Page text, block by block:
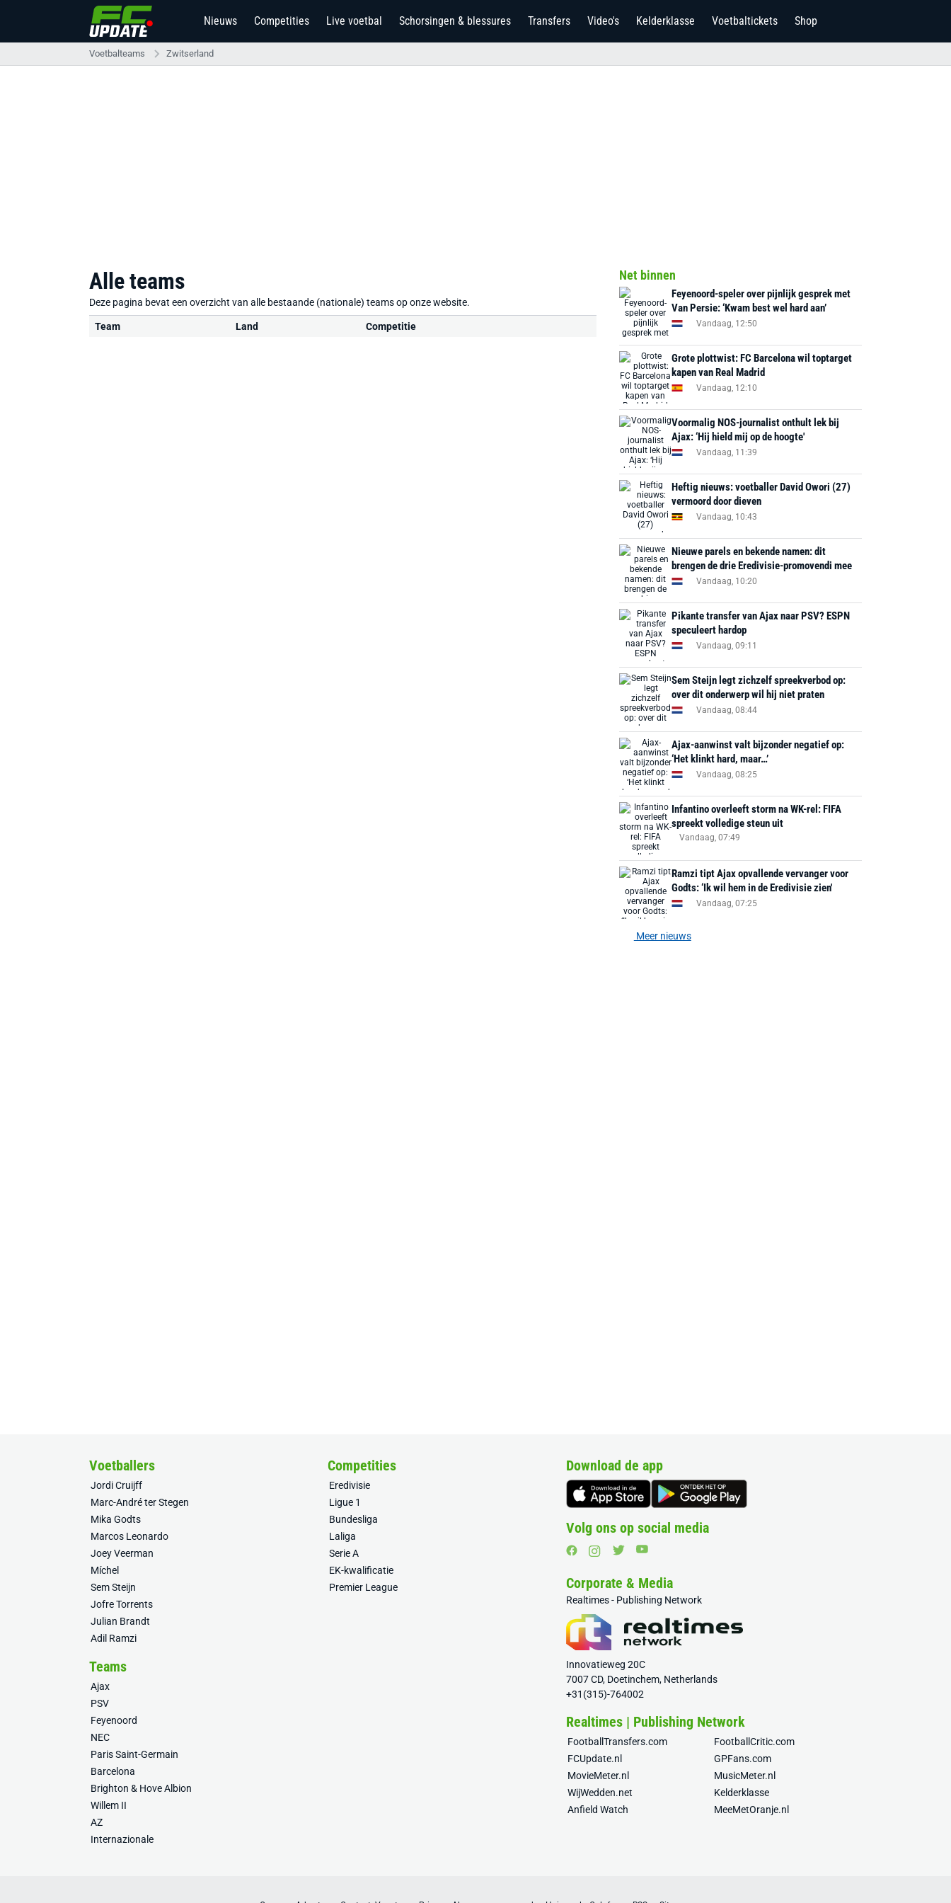
Nieuws Competities Live voetbal Schorsingen & blessures Transfers Video's Kelderklasse Voetbaltickets Shop
Voetbalteams Zwitserland
Alle teams
Deze pagina bevat een overzicht van alle bestaande (nationale) teams op onze website.
Team Land Competitie
Net binnen
Feyenoord-speler over pijnlijk gesprek met
Van Persie: ‘Kwam best wel hard aan’
Vandaag, 12:50
Grote plottwist: FC Barcelona wil toptarget
kapen van Real Madrid
Vandaag, 12:10
Voormalig NOS-journalist onthult lek bij
Ajax: ‘Hij hield mij op de hoogte'
Vandaag, 11:39
Heftig nieuws: voetballer David Owori (27)
vermoord door dieven
Vandaag, 10:43
Nieuwe parels en bekende namen: dit
brengen de drie Eredivisie-promovendi mee
Vandaag, 10:20
Pikante transfer van Ajax naar PSV? ESPN
speculeert hardop
Vandaag, 09:11
Sem Steijn legt zichzelf spreekverbod op:
over dit onderwerp wil hij niet praten
Vandaag, 08:44
Ajax-aanwinst valt bijzonder negatief op:
‘Het klinkt hard, maar…’
Vandaag, 08:25
Infantino overleeft storm na WK-rel: FIFA
spreekt volledige steun uit
Vandaag, 07:49
Ramzi tipt Ajax opvallende vervanger voor
Godts: ‘Ik wil hem in de Eredivisie zien'
Vandaag, 07:25
Meer nieuws
Voetballers
Jordi Cruijff
Marc-André ter Stegen
Mika Godts
Marcos Leonardo
Joey Veerman
Míchel
Sem Steijn
Jofre Torrents
Julian Brandt
Adil Ramzi
Competities
Eredivisie
Ligue 1
Bundesliga
Laliga
Serie A
EK-kwalificatie
Premier League
Teams
Ajax
PSV
Feyenoord
NEC
Paris Saint-Germain
Barcelona
Brighton & Hove Albion
Willem II
AZ
Internazionale
Download de app
Volg ons op social media
Corporate & Media
Realtimes - Publishing Network
Innovatieweg 20C
7007 CD, Doetinchem, Netherlands
+31(315)-764002
Realtimes | Publishing Network
FootballTransfers.com
FootballCritic.com
FCUpdate.nl
GPFans.com
MovieMeter.nl
MusicMeter.nl
WijWedden.net
Kelderklasse
Anfield Watch
MeeMetOranje.nl